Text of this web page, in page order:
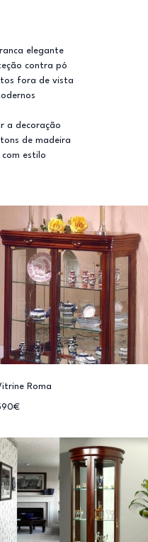
elegante
contra pó
fora de vista
a decoração
de madeira
estilo
Roma